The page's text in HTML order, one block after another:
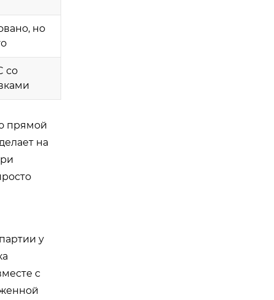
но
со
прямой
на
у
с